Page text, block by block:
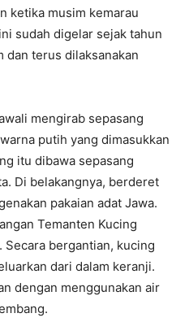
ketika musim kemarau
sudah digelar sejak tahun
dan terus dilaksanakan
mengirab sepasang
putih yang dimasukkan
itu dibawa sepasang
Di belakangnya, berderet
pakaian adat Jawa.
Temanten Kucing
Secara bergantian, kucing
dari dalam keranji.
dengan menggunakan air